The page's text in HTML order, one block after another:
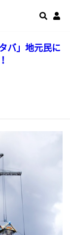
バ」地元民に